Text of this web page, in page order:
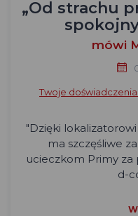
„Od strachu
mówi
Twoje
"Dzięki
ma szczęśliwe
ucieczkom Primy
d-